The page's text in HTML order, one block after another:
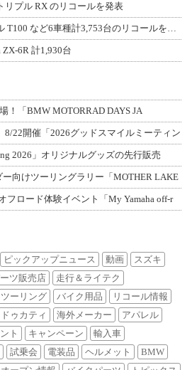
リプル RX のリコールを発表
【トライアンフ】ボンネビル T100 など6車種計3,753台のリコールを発表
ZX-6R 計1,930台
！「BMW MOTORRAD DAYS JA
8/22開催「2026グッドスマイルミーティン
2026」オリジナルグッズの先行販売
向けツーリングラリー「MOTHER LAKE
フロード体験イベント「My Yamaha off-r
ピックアップニュース 動画
スズキ
ツ販売店
走行＆ライテク
ツーリング バイク用品
リコール情報
ドゥカティ 海外メーカー
アパレル
ト キャンペーン
輸入車
試乗会 電装品 ヘルメット
BMW